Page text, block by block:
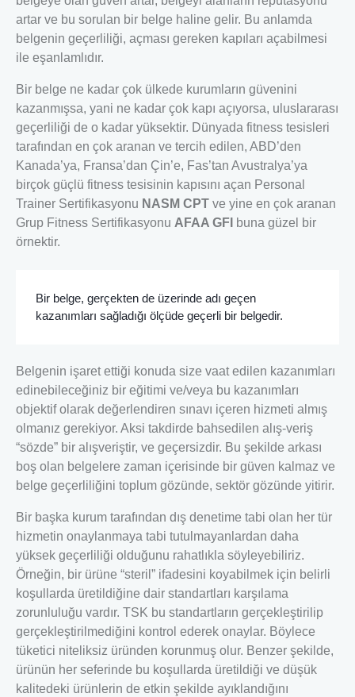
artar ve bu sorulan bir belge haline gelir. Bu anlamda
belgenin geçerliliği, açması gereken kapıları açabilmesi
ile eşanlamlıdır.
Bir belge ne kadar çok ülkede kurumların güvenini
kazanmışsa, yani ne kadar çok kapı açıyorsa, uluslararası
geçerliliği de o kadar yüksektir. Dünyada fitness tesisleri
tarafından en çok aranan ve tercih edilen, ABD’den
Kanada’ya, Fransa’dan Çin’e, Fas’tan Avustralya’ya
birçok güçlü fitness tesisinin kapısını açan Personal
Trainer Sertifikasyonu NASM CPT ve yine en çok aranan
Grup Fitness Sertifikasyonu AFAA GFI buna güzel bir
örnektir.
Bir belge, gerçekten de üzerinde adı geçen
kazanımları sağladığı ölçüde geçerli bir belgedir.
Belgenin işaret ettiği konuda size vaat edilen kazanımları
edinebileceğiniz bir eğitimi ve/veya bu kazanımları
objektif olarak değerlendiren sınavı içeren hizmeti almış
olmanız gerekiyor. Aksi takdirde bahsedilen alış-veriş
“sözde” bir alışveriştir, ve geçersizdir. Bu şekilde arkası
boş olan belgelere zaman içerisinde bir güven kalmaz ve
belge geçerliliğini toplum gözünde, sektör gözünde yitirir.
Bir başka kurum tarafından dış denetime tabi olan her tür
hizmetin onaylanmaya tabi tutulmayanlardan daha
yüksek geçerliliği olduğunu rahatlıkla söyleyebiliriz.
Örneğin, bir ürüne “steril” ifadesini koyabilmek için belirli
koşullarda üretildiğine dair standartları karşılama
zorunluluğu vardır. TSK bu standartların gerçekleştirilip
gerçekleştirilmediğini kontrol ederek onaylar. Böylece
tüketici niteliksiz üründen korunmuş olur. Benzer şekilde,
ürünün her seferinde bu koşullarda üretildiği ve düşük
kalitedeki ürünlerin de etkin şekilde ayıklandığını